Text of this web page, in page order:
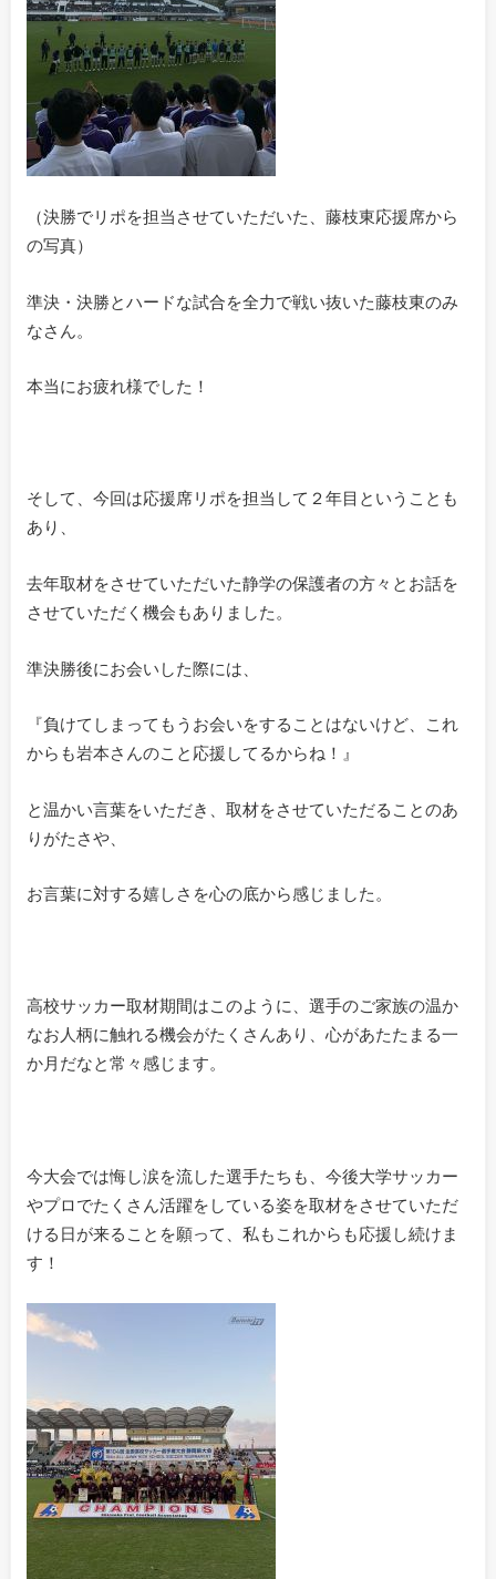
（決勝でリポを担当させていただいた、藤枝東応援席から
の写真）
準決・決勝とハードな試合を全力で戦い抜いた藤枝東のみ
なさん。
本当にお疲れ様でした！
そして、今回は応援席リポを担当して２年目ということも
あり、
去年取材をさせていただいた静学の保護者の方々とお話を
させていただく機会もありました。
準決勝後にお会いした際には、
『負けてしまってもうお会いをすることはないけど、これ
からも岩本さんのこと応援してるからね！』
と温かい言葉をいただき、取材をさせていただることのあ
りがたさや、
お言葉に対する嬉しさを心の底から感じました。
高校サッカー取材期間はこのように、選手のご家族の温か
なお人柄に触れる機会がたくさんあり、心があたたまる一
か月だなと常々感じます。
今大会では悔し涙を流した選手たちも、今後大学サッカー
やプロでたくさん活躍をしている姿を取材をさせていただ
ける日が来ることを願って、私もこれからも応援し続けま
す！